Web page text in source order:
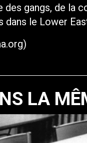
des gangs, de la
dans le Lower
LA